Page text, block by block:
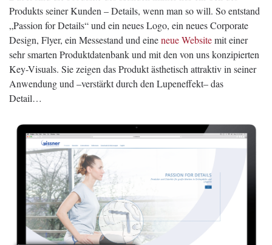
Produkts seiner Kunden – Details, wenn man so will. So entstand
„Passion for Details“ und ein neues Logo, ein neues Corporate
Design, Flyer, ein Messestand und eineneue Websitemit einer
sehr smarten Produktdatenbank und mit den von uns konzipierten
Key-Visuals. Sie zeigen das Produkt ästhetisch attraktiv in seiner
Anwendung und –verstärkt durch den Lupeneffekt– das
Detail…